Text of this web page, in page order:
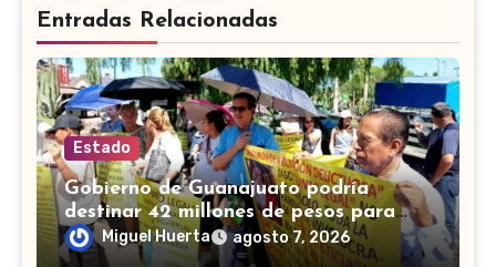
Entradas Relacionadas
Estado
Gobierno de Guanajuato podría
destinar 42 millones de pesos para
víctimas de Punto Legal
Miguel Huerta agosto 7, 2026